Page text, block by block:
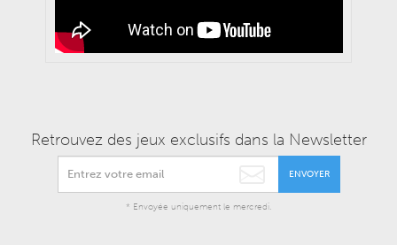
Retrouvez des jeux exclusifs dans la Newsletter
ENVOYER
* Envoyée uniquement le mercredi.